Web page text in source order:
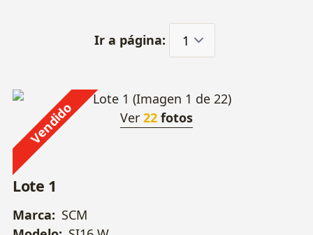
Ir a página:
Vendido Ver 22 fotos
Lote 1
Marca: SCM